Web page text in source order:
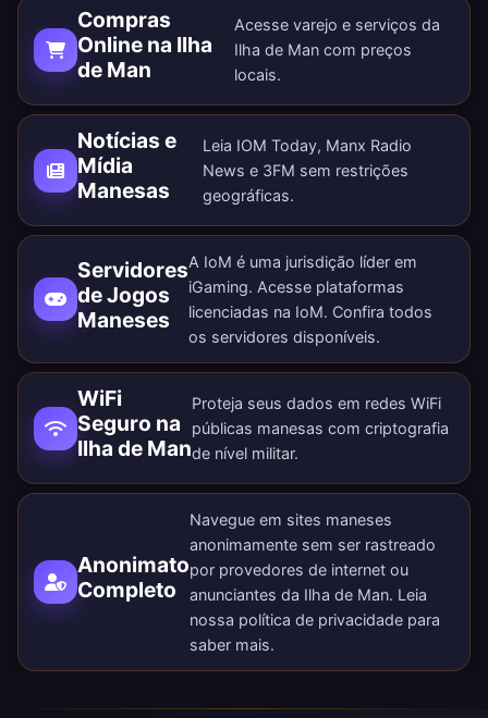
Compras
Online na Ilha
de Man
Acesse varejo e serviços da
Ilha de Man com preços
locais.
Notícias e
Mídia
Manesas
Leia IOM Today, Manx Radio
News e 3FM sem restrições
geográficas.
Servidores
de Jogos
Maneses
A IoM é uma jurisdição líder em
iGaming. Acesse plataformas
licenciadas na IoM. Confira todos
os servidores disponíveis.
WiFi
Seguro na
Ilha de Man
Proteja seus dados em redes WiFi
públicas manesas com criptografia
de nível militar.
Anonimato
Completo
Navegue em sites maneses
anonimamente sem ser rastreado
por provedores de internet ou
anunciantes da Ilha de Man. Leia
nossa política de privacidade para
saber mais.